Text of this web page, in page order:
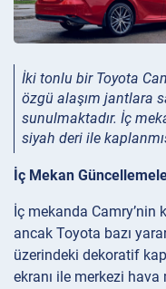
İki tonlu bir Toyota
özgü alaşım jantlara
sunulmaktadır. İç
siyah deri ile
İç Mekan
İç mekanda
ancak Toyota bazı
üzerindeki dekoratif
ekranı ile merkezi hava